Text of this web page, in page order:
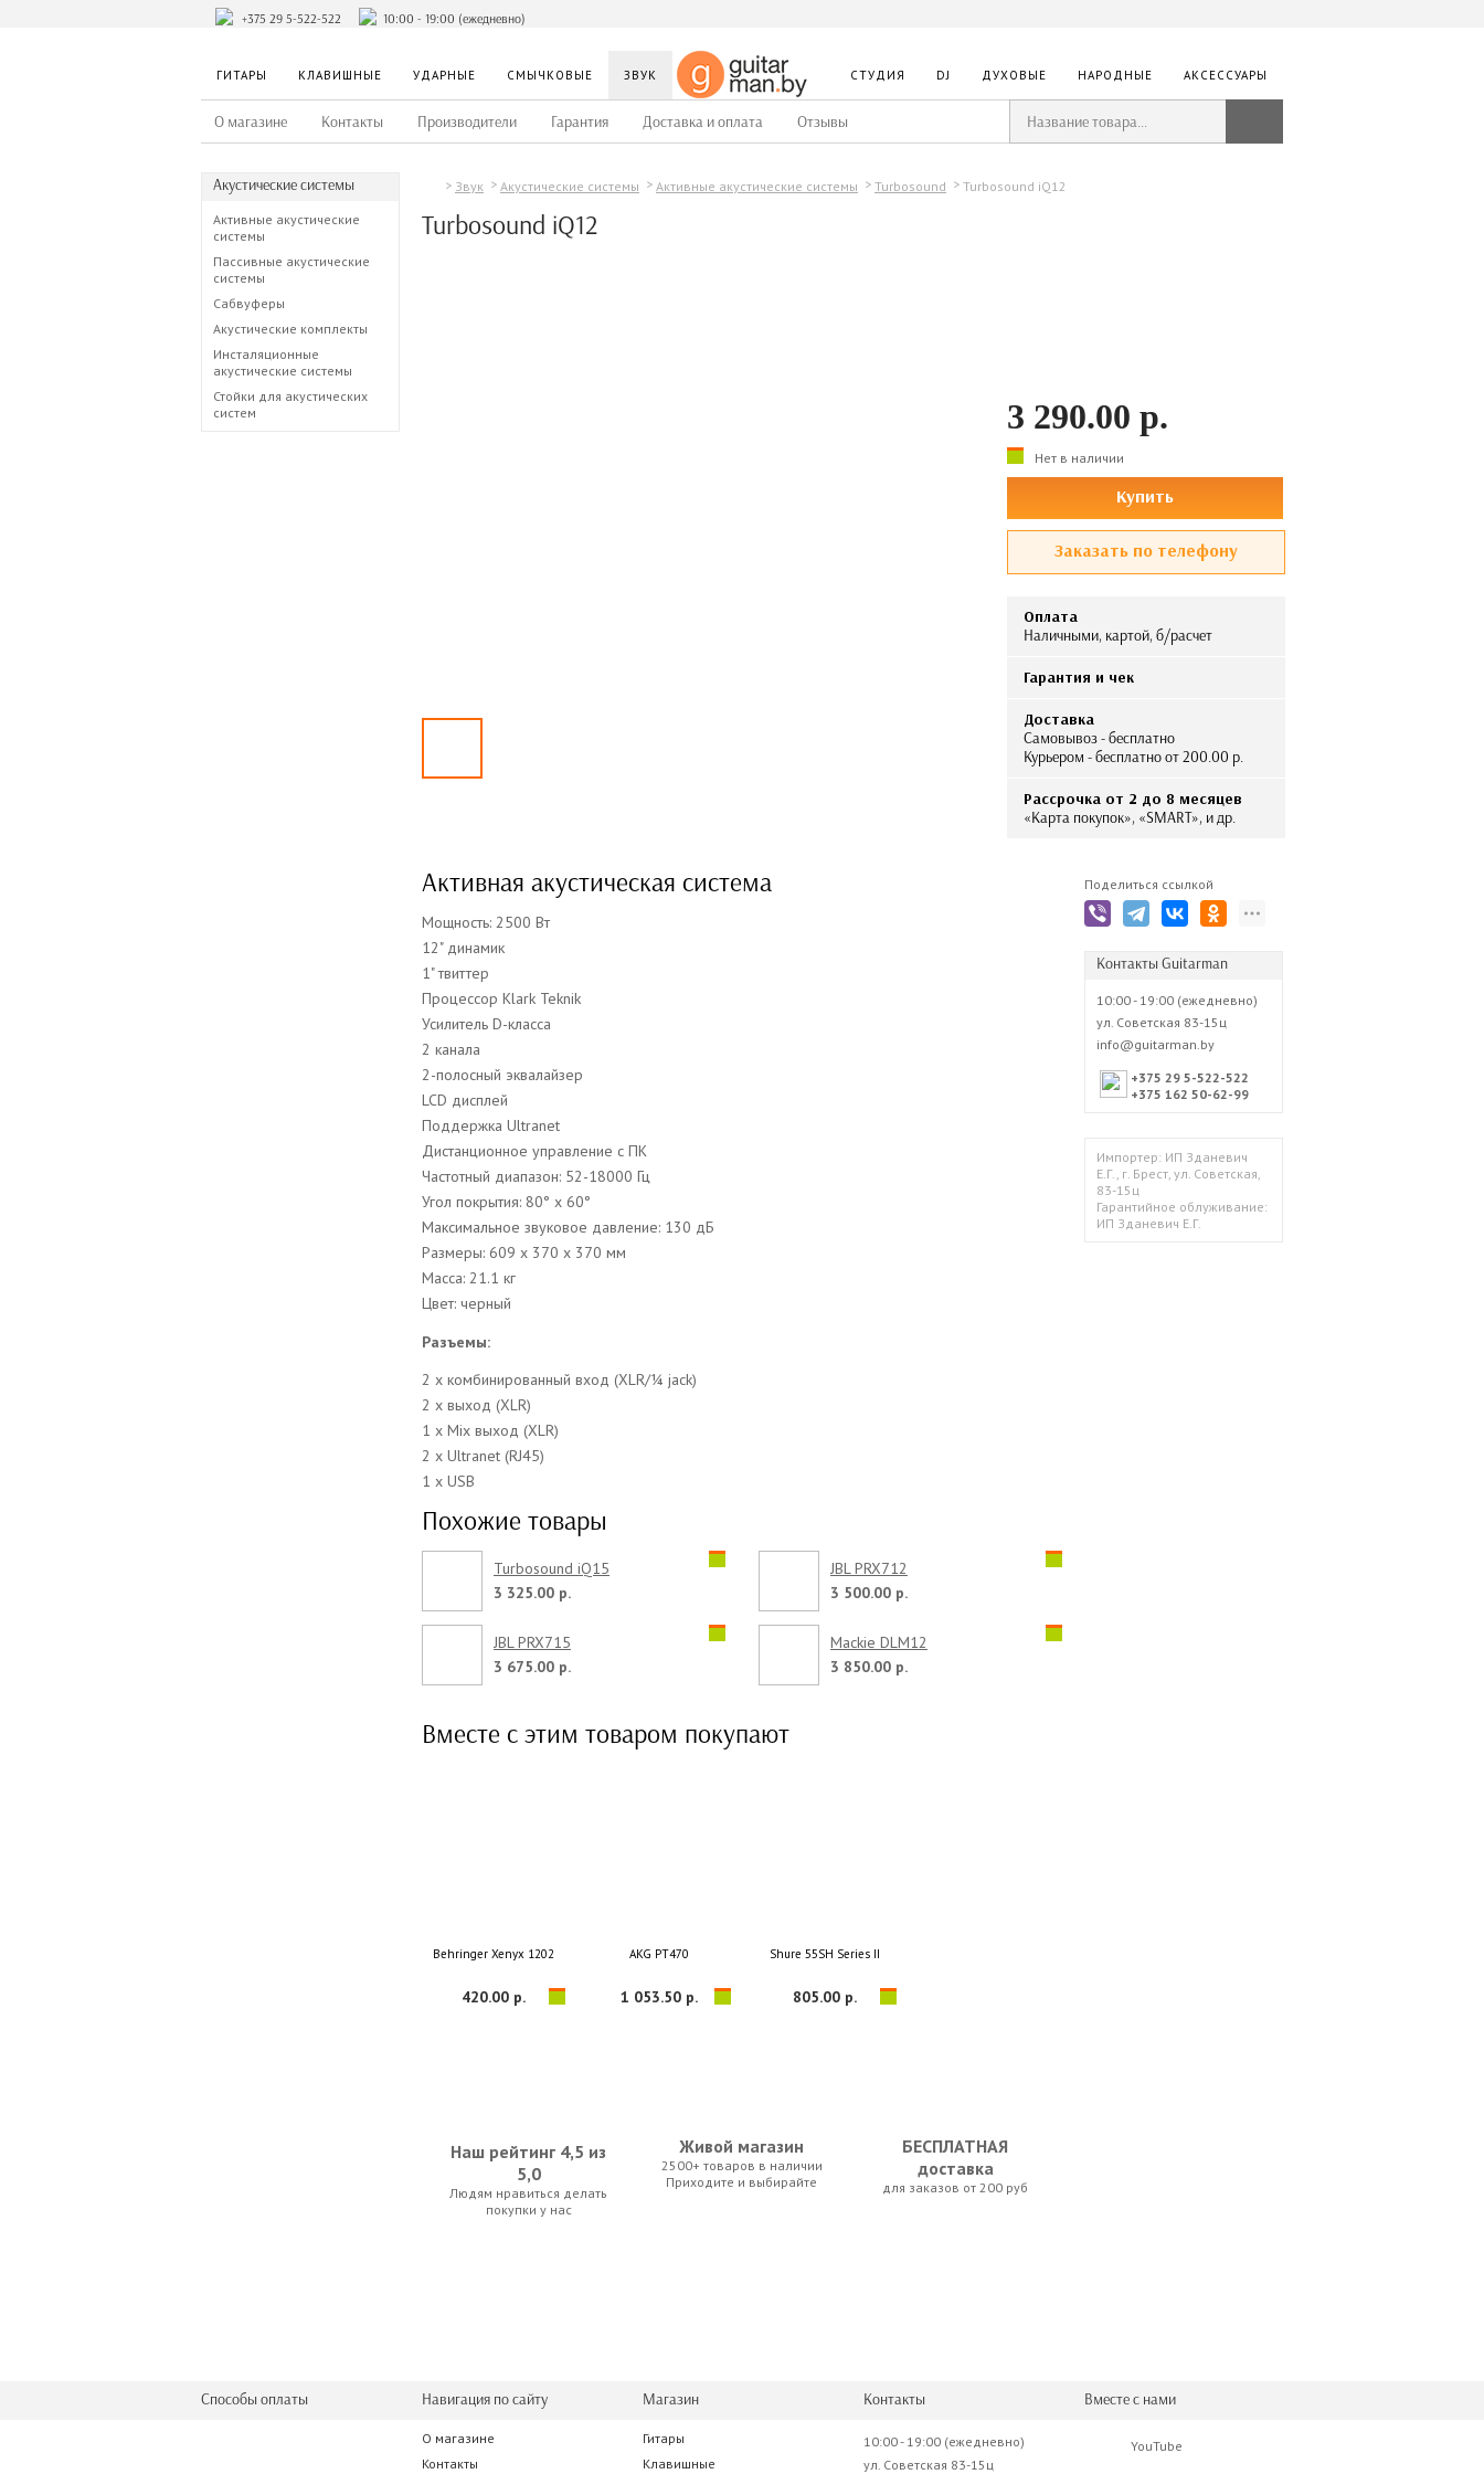
+375 29 5-522-522 10:00 - 19:00 (ежедневно)
ГИТАРЫ КЛАВИШНЫЕ УДАРНЫЕ СМЫЧКОВЫЕ ЗВУК СТУДИЯ DJ ДУХОВЫЕ НАРОДНЫЕ АКСЕССУАРЫ
О магазине Контакты Производители Гарантия Доставка и оплата Отзывы
Акустические системы
Активные акустические
системы
Пассивные акустические
системы
Сабвуферы
Акустические комплекты
Инсталяционные
акустические системы
Стойки для акустических
систем
Звук Акустические системы Активные акустические системы Turbosound Turbosound iQ12
Turbosound iQ12
3 290.00 р.
Нет в наличии
Купить
Заказать по телефону
Оплата
Наличными, картой, б/расчет
Гарантия и чек
Доставка
Самовывоз - бесплатно
Курьером - бесплатно от 200.00 р.
Рассрочка от 2 до 8 месяцев
«Карта покупок», «SMART», и др.
Активная акустическая система
Мощность: 2500 Вт
12" динамик
1" твиттер
Процессор Klark Teknik
Усилитель D-класса
2 канала
2-полосный эквалайзер
LCD дисплей
Поддержка Ultranet
Дистанционное управление с ПК
Частотный диапазон: 52-18000 Гц
Угол покрытия: 80° x 60°
Максимальное звуковое давление: 130 дБ
Размеры: 609 x 370 x 370 мм
Масса: 21.1 кг
Цвет: черный
Разъемы:
2 x комбинированный вход (XLR/¼ jack)
2 x выход (XLR)
1 x Mix выход (XLR)
2 x Ultranet (RJ45)
1 x USB
Похожие товары
Turbosound iQ15
3 325.00 р.
JBL PRX712
3 500.00 р.
JBL PRX715
3 675.00 р.
Mackie DLM12
3 850.00 р.
Вместе с этим товаром покупают
Behringer Xenyx 1202
420.00 р.
AKG PT470
1 053.50 р.
Shure 55SH Series II
805.00 р.
AKG PR4500 PT Set Band 4 beyerdynamic OPUS 600 T-Set
Behringer Xenyx X1622USB
Наш рейтинг 4,5 из
5,0
Людям нравиться делать
покупки у нас
Живой магазин
2500+ товаров в наличии
Приходите и выбирайте
БЕСПЛАТНАЯ
доставка
для заказов от 200 руб
Поделиться ссылкой
Контакты Guitarman
10:00 - 19:00 (ежедневно)
ул. Советская 83-15ц
info@guitarman.by
+375 29 5-522-522
+375 162 50-62-99
Импортер: ИП Зданевич
Е.Г., г. Брест, ул. Советская,
83-15ц
Гарантийное облуживание:
ИП Зданевич Е.Г.
Способы оплаты Навигация по сайту
О магазине
Контакты
Магазин
Гитары
Клавишные
Контакты
10:00 - 19:00 (ежедневно)
ул. Советская 83-15ц
Вместе с нами
YouTube